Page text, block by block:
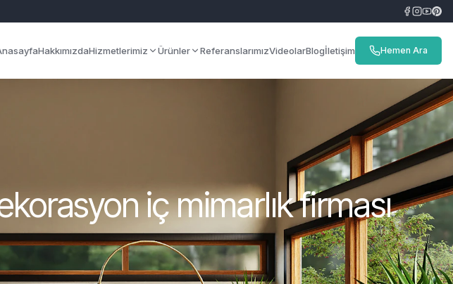
HakkımızdaHizmetlerimiz Ürünler ReferanslarımızVideolarBlogİletişim Hemen Ara
iç mimarlık firması